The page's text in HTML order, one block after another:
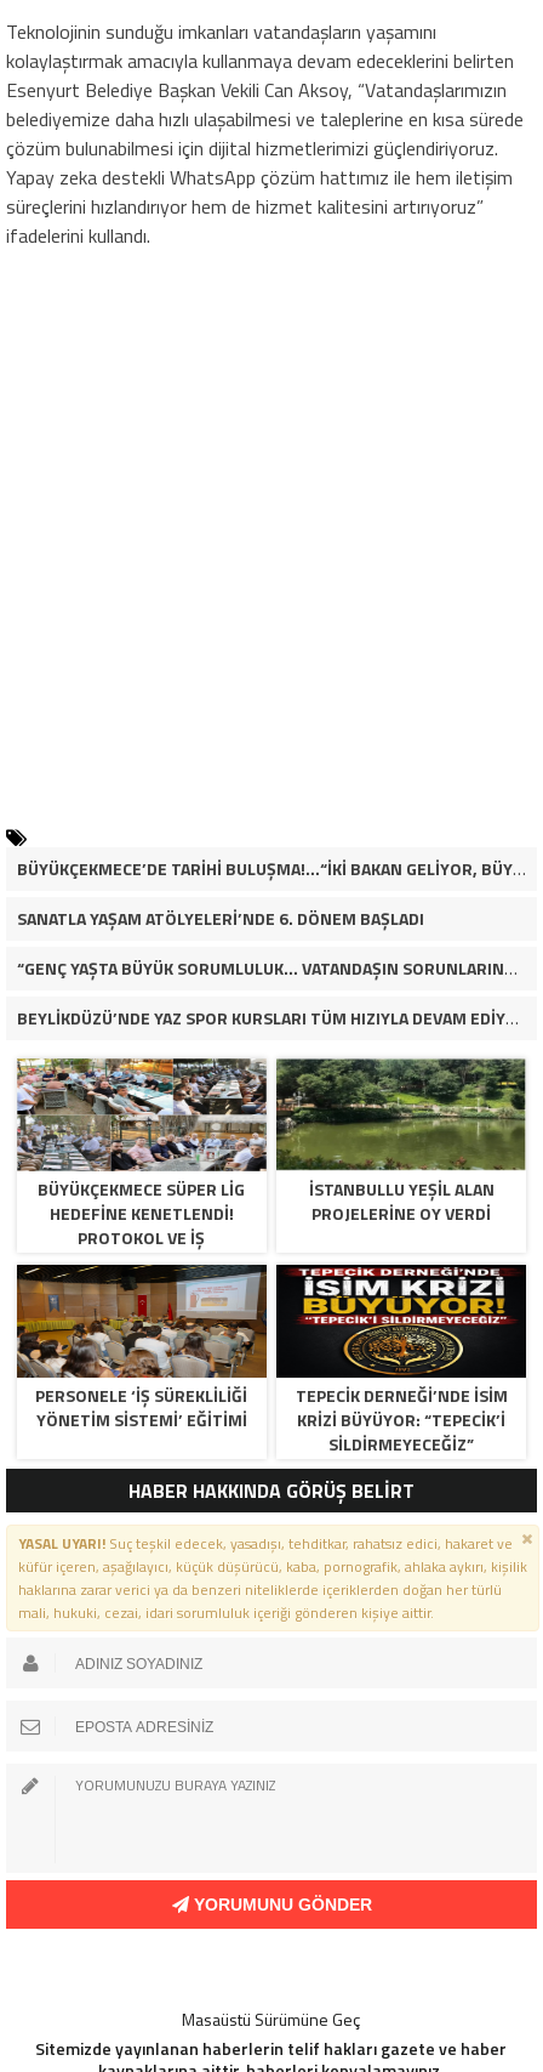
Teknolojinin sunduğu imkanları vatandaşların yaşamını
kolaylaştırmak amacıyla kullanmaya devam edeceklerini belirten
Esenyurt Belediye Başkan Vekili Can Aksoy, “Vatandaşlarımızın
belediyemize daha hızlı ulaşabilmesi ve taleplerine en kısa sürede
çözüm bulunabilmesi için dijital hizmetlerimizi güçlendiriyoruz.
Yapay zeka destekli WhatsApp çözüm hattımız ile hem iletişim
süreçlerini hızlandırıyor hem de hizmet kalitesini artırıyoruz”
ifadelerini kullandı.
BÜYÜKÇEKMECE’DE TARİHİ BULUŞMA!…“İKİ BAKAN GELİYOR, BÜYÜKÇEKMECE’NİN ADLİYE KADERİ DEĞİŞECEK Mİ?”
SANATLA YAŞAM ATÖLYELERİ’NDE 6. DÖNEM BAŞLADI
“GENÇ YAŞTA BÜYÜK SORUMLULUK… VATANDAŞIN SORUNLARINA ÇÖZÜM ARIYOR!”
BEYLİKDÜZÜ’NDE YAZ SPOR KURSLARI TÜM HIZIYLA DEVAM EDİYOR
BÜYÜKÇEKMECE SÜPER LİG
HEDEFİNE KENETLENDİ!
PROTOKOL VE İŞ
DÜNYASINDAN BASKETBOL
TAKIMINA TAM DESTEK…
İSTANBULLU YEŞİL ALAN
PROJELERİNE OY VERDİ
PERSONELE ‘İŞ SÜREKLİLİĞİ
YÖNETİM SİSTEMİ’ EĞİTİMİ
TEPECİK DERNEĞİ’NDE İSİM
KRİZİ BÜYÜYOR: “TEPECİK’İ
SİLDİRMEYECEĞİZ”
HABER HAKKINDA GÖRÜŞ BELİRT
YASAL UYARI!Suç teşkil edecek, yasadışı, tehditkar, rahatsız edici, hakaret ve
küfür içeren, aşağılayıcı, küçük düşürücü, kaba, pornografik, ahlaka aykırı, kişilik
haklarına zarar verici ya da benzeri niteliklerde içeriklerden doğan her türlü
mali, hukuki, cezai, idari sorumluluk içeriği gönderen kişiye aittir.
YORUMUNU GÖNDER
Masaüstü Sürümüne Geç
Sitemizde yayınlanan haberlerin telif hakları gazete ve haber